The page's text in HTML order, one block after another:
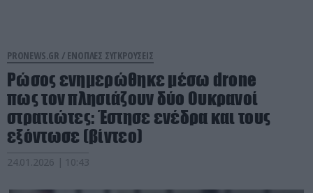
PRONEWS.GR / ΕΝΟΠΛΕΣ ΣΥΓΚΡΟΥΣΕΙΣ
Ρώσος ενημερώθηκε μέσω drone
πως τον πλησιάζουν δύο Ουκρανοί
στρατιώτες: Έστησε ενέδρα και τους
εξόντωσε (βίντεο)
24.01.2026 | 10:43